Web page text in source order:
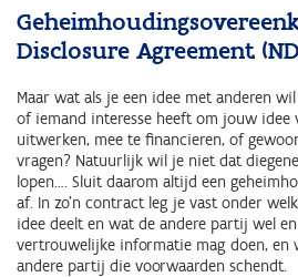
Disclosure Agreement
Maar wat als je een idee met anderen
of iemand interesse heeft om jouw idee
uitwerken, mee te financieren, of
vragen? Natuurlijk wil je niet dat
lopen…. Sluit daarom altijd een
af. In zo’n contract leg je vast onder
idee deelt en wat de andere partij wel
vertrouwelijke informatie mag doen, en
andere partij die voorwaarden schendt.